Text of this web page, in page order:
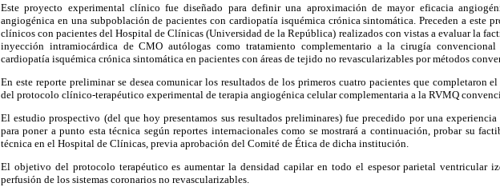
Este proyecto experimental clínico fue diseñado para definir una aproximación de mayor eficacia
angiogénica en una subpoblación de pacientes con cardiopatía isquémica crónica sintomática. Preceden a este
clínicos con pacientes del Hospital de Clínicas (Universidad de la República) realizados con vistas a evaluar la
inyección intramiocárdica de CMO autólogas como tratamiento complementario a la cirugía
cardiopatía isquémica crónica sintomática en pacientes con áreas de tejido no revascularizables por métodos
En este reporte preliminar se desea comunicar los resultados de los primeros cuatro pacientes que completaron
del protocolo clínico-terapéutico experimental de terapia angiogénica celular complementaria a la RVMQ
El estudio prospectivo (del que hoy presentamos sus resultados preliminares) fue precedido por una
para poner a punto esta técnica según reportes internacionales como se mostrará a continuación, probar su
técnica en el Hospital de Clínicas, previa aprobación del Comité de Ética de dicha institución.
El objetivo del protocolo terapéutico es aumentar la densidad capilar en todo el espesor parietal ventricular
perfusión de los sistemas coronarios no revascularizables.